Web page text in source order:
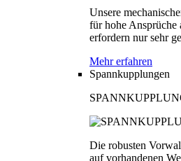
Unsere
für hohe Ansprüche
erfordern nur sehr
Mehr erfahren
Spannkupplungen
Die robusten
auf vorhandenen